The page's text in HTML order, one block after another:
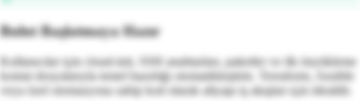
Bulut Başlatmaya Hazır
Kullanıcılar için cloud-init, SSH anahtarları, paketler ve ilk önyükleme
komut dosyalarıyla temel hazırlığı otomatikleştirin. Terraform, Ansible
veya özel otomasyona sahip kod olarak altyapı iş akışları için idealdir.